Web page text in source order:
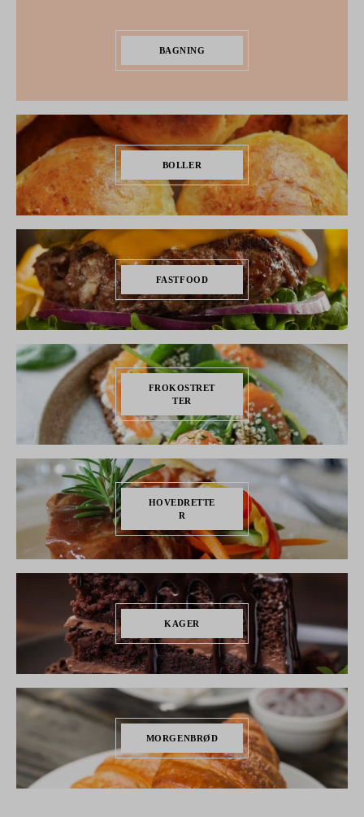
BAGNING
BOLLER
FASTFOOD
FROKOSTRET
TER
HOVEDRETTE
R
KAGER
MORGENBRØD